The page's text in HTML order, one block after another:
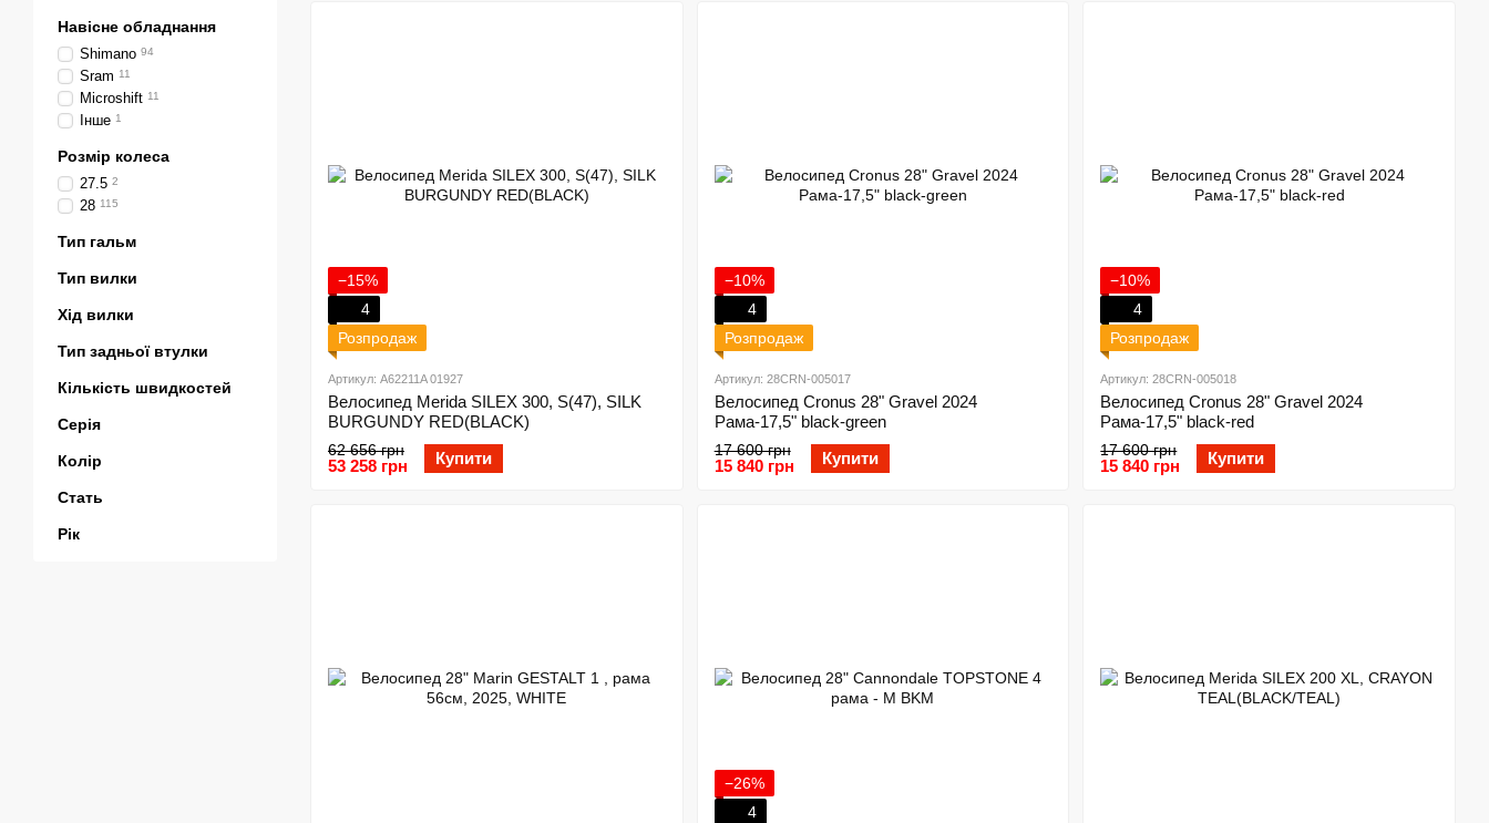
−15%
4
Розпродаж
Артикул: A62211A 01927
Велосипед Merida SILEX 300, S(47), SILK
BURGUNDY RED(BLACK)
62 656 грн
53 258 грн Купити
−10%
4
Розпродаж
Артикул: 28CRN-005017
Велосипед Cronus 28" Gravel 2024
Рама-17,5" black-green
17 600 грн
15 840 грн Купити
−10%
4
Розпродаж
Артикул: 28CRN-005018
Велосипед Cronus 28" Gravel 2024
Рама-17,5" black-red
17 600 грн
15 840 грн Купити
−26%
4
Навісне обладнання
Shimano 94
Sram 11
Microshift 11
Інше 1
Розмір колеса
27.5 2
28 115
Тип гальм
Тип вилки
Хід вилки
Тип задньої втулки
Кількість швидкостей
Серія
Колір
Стать
Рік